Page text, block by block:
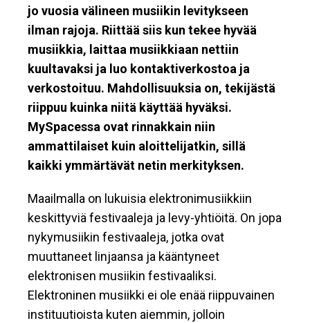
jo vuosia välineen musiikin levitykseen
ilman rajoja. Riittää siis kun tekee hyvää
musiikkia, laittaa musiikkiaan nettiin
kuultavaksi ja luo kontaktiverkostoa ja
verkostoituu. Mahdollisuuksia on, tekijästä
riippuu kuinka niitä käyttää hyväksi.
MySpacessa ovat rinnakkain niin
ammattilaiset kuin aloittelijatkin, sillä
kaikki ymmärtävät netin merkityksen.
Maailmalla on lukuisia elektronimusiikkiin
keskittyviä festivaaleja ja levy-yhtiöitä. On jopa
nykymusiikin festivaaleja, jotka ovat
muuttaneet linjaansa ja kääntyneet
elektronisen musiikin festivaaliksi.
Elektroninen musiikki ei ole enää riippuvainen
instituutioista kuten aiemmin, jolloin